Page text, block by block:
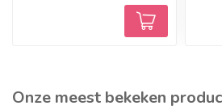
Onze meest bekeken